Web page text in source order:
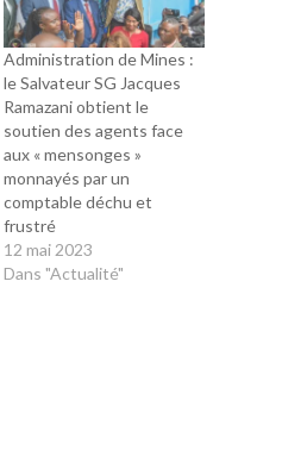
Administration de Mines :
le Salvateur SG Jacques
Ramazani obtient le
soutien des agents face
aux « mensonges »
monnayés par un
comptable déchu et
frustré
12 mai 2023
Dans "Actualité"